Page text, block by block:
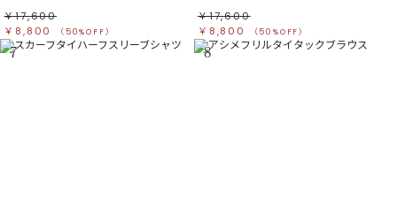
￥17,600
￥8,800
（50%OFF）
￥17,600
￥8,800
（50%OFF）
7 8